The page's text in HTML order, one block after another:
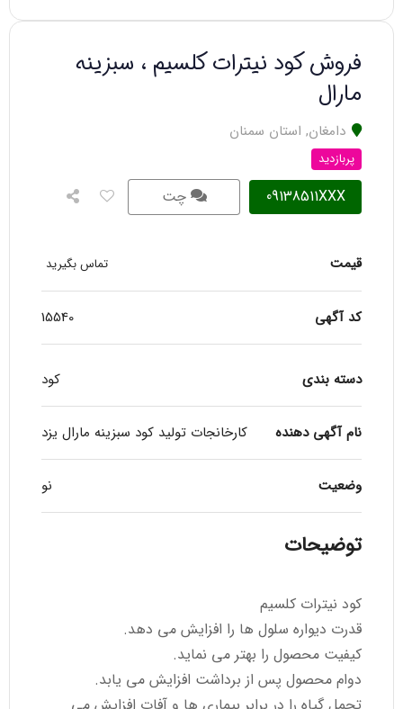
فروش کود نیترات کلسیم ، سبزینه
مارال
دامغان, استان سمنان
پربازدید
09138511XXX چت
قیمت تماس بگیرید
کد آگهی 15540
دسته بندی کود
نام آگهی دهنده کارخانجات تولید کود سبزینه مارال یزد
وضعیت نو
توضیحات
کود نیترات کلسیم
قدرت دیواره سلول ها را افزایش می دهد.
کیفیت محصول را بهتر می نماید.
دوام محصول پس از برداشت افزایش می یابد.